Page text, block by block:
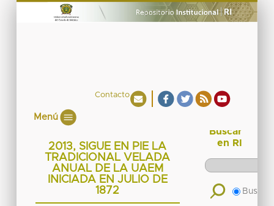
Contacto
Menú
2013, SIGUE EN PIE LA
TRADICIONAL VELADA
ANUAL DE LA UAEM
INICIADA EN JULIO DE
1872
Buscar
en RI
Buscar